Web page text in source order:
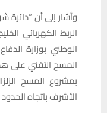
وأشار إلى أن
الربط الكهربائي
الوطني بوزارة
المسح التقني على
بمشروع المسح
الأشرف باتجاه